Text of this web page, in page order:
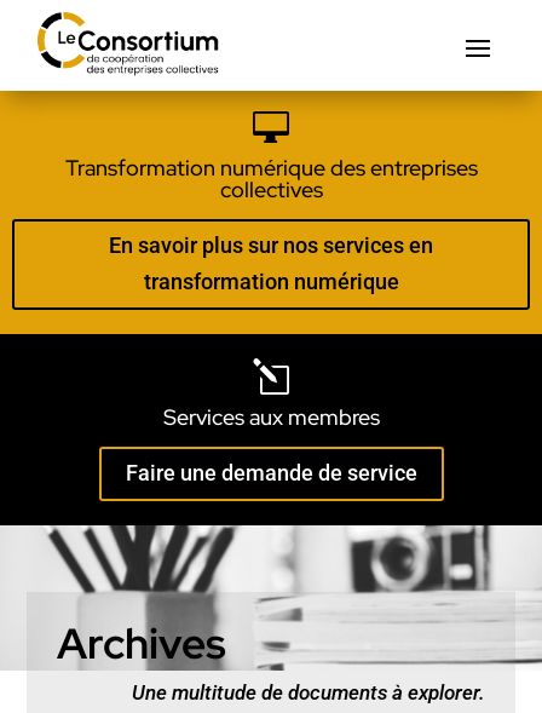

Transformation numérique des entreprises
collectives
En savoir plus sur nos services en
transformation numérique
l
Services aux membres
Faire une demande de service
Archives
Une multitude de documents à explorer.